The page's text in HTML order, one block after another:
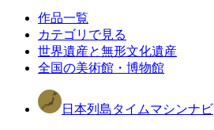
作品一覧
カテゴリで見る
世界遺産と無形文化遺産
全国の美術館・博物館
日本列島タイムマシンナビ